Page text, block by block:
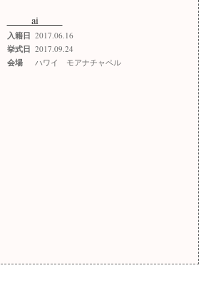
＿＿ ai ＿＿
入籍日 2017.06.16
挙式日 2017.09.24
会場 ハワイ モアナチャペル